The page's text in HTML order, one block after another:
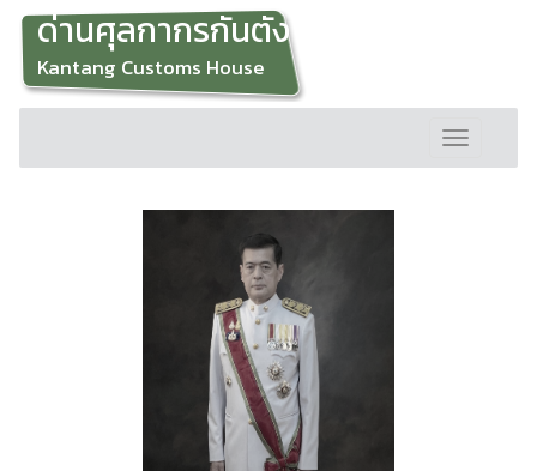
ด่านศุลกากรกันตัง
Kantang Customs House
Toggle
navigation